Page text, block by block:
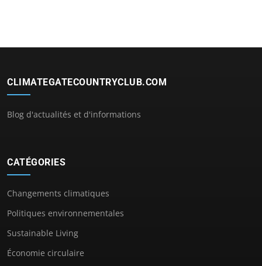
CLIMATEGATECOUNTRYCLUB.COM
Blog d'actualités et d'informations
CATÉGORIES
Changements climatiques
Politiques environnementales
Sustainable Living
Économie circulaire